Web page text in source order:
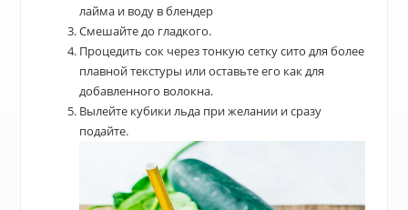
лайма и воду в блендер
Смешайте до гладкого.
Процедить сок через тонкую сетку сито для более
плавной текстуры или оставьте его как для
добавленного волокна.
Вылейте кубики льда при желании и сразу
подайте.